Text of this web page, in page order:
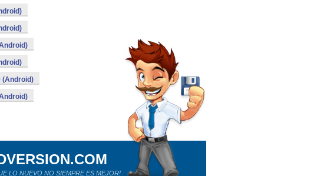
(Android)
LO NUEVO NO SIEMPRE ES MEJOR!